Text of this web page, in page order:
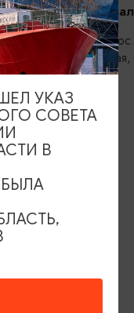
Кирха
Гурьевск,
САЙТЕ
виза
УКАЗ
СОВЕТА
В